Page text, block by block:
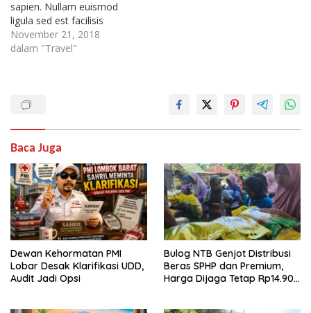
posuere non…
sapien. Nullam euismod
ligula sed est facilisis
auctor. Integer vitae
venenatis mi. Ut velit
euismod sapien, ac
vitae. Etiam nulla elit,
posuere non…
November 21, 2018
dalam "Travel"
Baca Juga
Dewan Kehormatan PMI
Lobar Desak Klarifikasi UDD,
Audit Jadi Opsi
Bulog NTB Genjot Distribusi
Beras SPHP dan Premium,
Harga Dijaga Tetap Rp14.900